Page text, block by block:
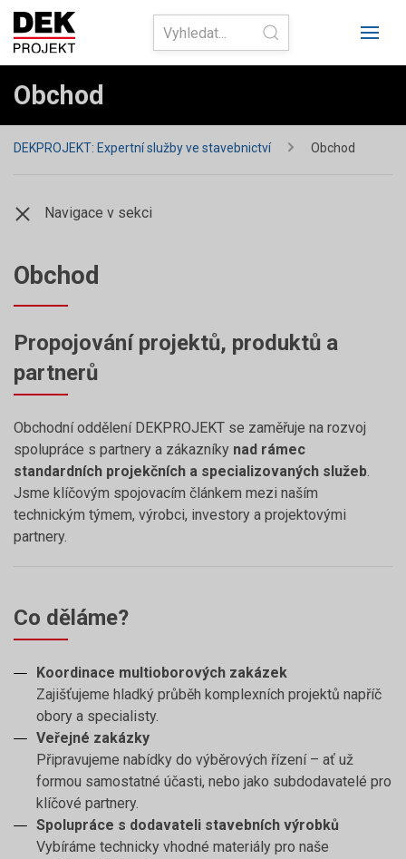
Obchod
DEKPROJEKT: Expertní služby ve stavebnictví Obchod
Navigace v sekci
Obchod
Propojování projektů, produktů a
partnerů
Obchodní oddělení DEKPROJEKT se zaměřuje na rozvoj
spolupráce s partnery a zákazníky nad rámec
standardních projekčních a specializovaných služeb.
Jsme klíčovým spojovacím článkem mezi naším
technickým týmem, výrobci, investory a projektovými
partnery.
Co děláme?
Koordinace multioborových zakázek
Zajišťujeme hladký průběh komplexních projektů napříč
obory a specialisty.
Veřejné zakázky
Připravujeme nabídky do výběrových řízení – ať už
formou samostatné účasti, nebo jako subdodavatelé pro
klíčové partnery.
Spolupráce s dodavateli stavebních výrobků
Vybíráme technicky vhodné materiály pro naše